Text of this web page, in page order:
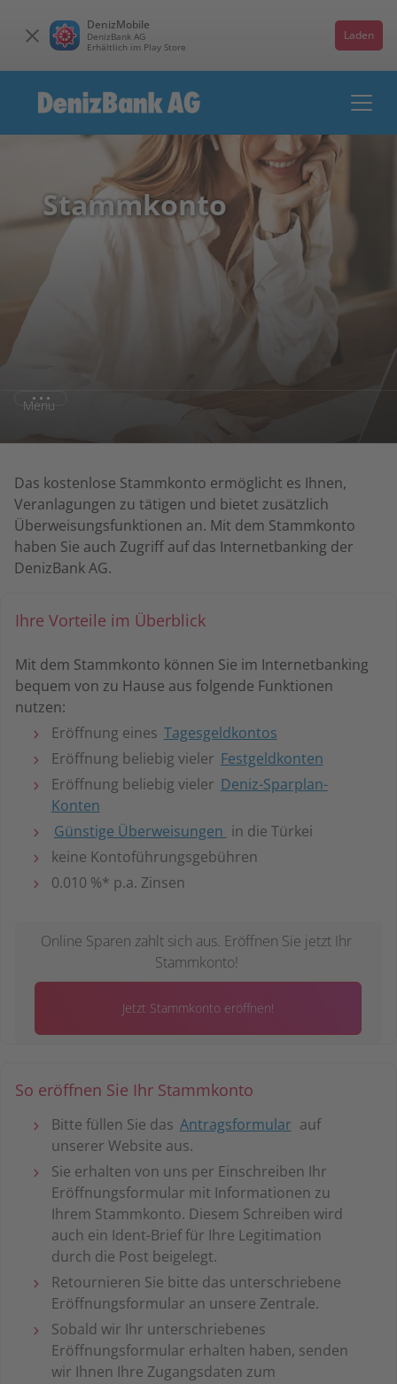
DenizMobile
DenizBank AG
Erhältlich im Play Store
Laden
Stammkonto
Menu
Das kostenlose Stammkonto ermöglicht es Ihnen,
Veranlagungen zu tätigen und bietet zusätzlich
Überweisungsfunktionen an. Mit dem Stammkonto
haben Sie auch Zugriff auf das Internetbanking der
DenizBank AG.
Ihre Vorteile im Überblick
Mit dem Stammkonto können Sie im Internetbanking
bequem von zu Hause aus folgende Funktionen
nutzen:
Eröffnung eines Tagesgeldkontos
Eröffnung beliebig vieler Festgeldkonten
Eröffnung beliebig vieler Deniz-Sparplan-
Konten
Günstige Überweisungen in die Türkei
keine Kontoführungsgebühren
0.010 %* p.a. Zinsen
Online Sparen zahlt sich aus. Eröffnen Sie jetzt Ihr
Stammkonto!
Jetzt Stammkonto eröffnen!
So eröffnen Sie Ihr Stammkonto
Bitte füllen Sie das Antragsformular auf
unserer Website aus.
Sie erhalten von uns per Einschreiben Ihr
Eröffnungsformular mit Informationen zu
Ihrem Stammkonto. Diesem Schreiben wird
auch ein Ident-Brief für Ihre Legitimation
durch die Post beigelegt.
Retournieren Sie bitte das unterschriebene
Eröffnungsformular an unsere Zentrale.
Sobald wir Ihr unterschriebenes
Eröffnungsformular erhalten haben, senden
wir Ihnen Ihre Zugangsdaten zum